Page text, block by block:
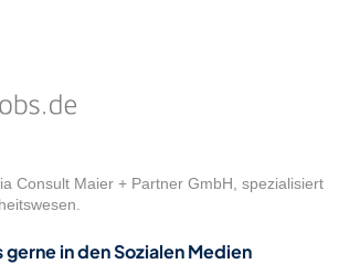
Consult Maier + Partner GmbH, spezialisiert
gerne in den Sozialen Medien